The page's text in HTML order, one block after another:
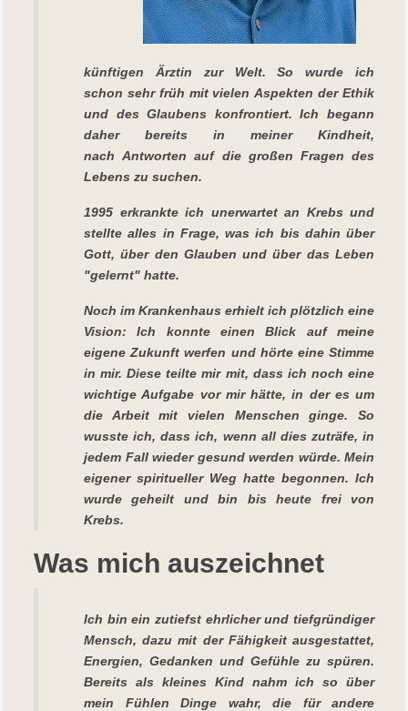
künftigen Ärztin zur Welt. So wurde ich
schon sehr früh mit vielen Aspekten der Ethik
und des Glaubens konfrontiert. Ich begann
daher bereits in meiner Kindheit,
nach Antworten auf die großen Fragen des
Lebens zu suchen.
1995 erkrankte ich unerwartet an Krebs und
stellte alles in Frage, was ich bis dahin über
Gott, über den Glauben und über das Leben
"gelernt" hatte.
Noch im Krankenhaus erhielt ich plötzlich eine
Vision: Ich konnte einen Blick auf meine
eigene Zukunft werfen und hörte eine Stimme
in mir. Diese teilte mir mit, dass ich noch eine
wichtige Aufgabe vor mir hätte, in der es um
die Arbeit mit vielen Menschen ginge. So
wusste ich, dass ich, wenn all dies zuträfe, in
jedem Fall wieder gesund werden würde. Mein
eigener spiritueller Weg hatte begonnen. Ich
wurde geheilt und bin bis heute frei von
Krebs.
Was mich auszeichnet
Ich bin ein zutiefst ehrlicher und tiefgründiger
Mensch, dazu mit der Fähigkeit ausgestattet,
Energien, Gedanken und Gefühle zu spüren.
Bereits als kleines Kind nahm ich so über
mein Fühlen Dinge wahr, die für andere